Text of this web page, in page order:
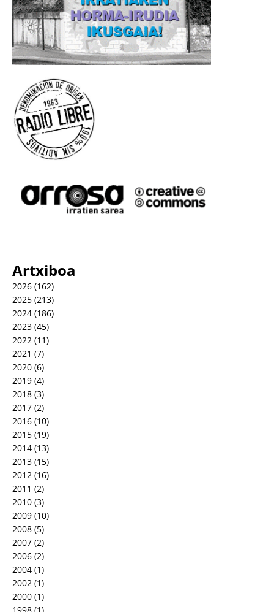
Artxiboa
2026 (162)
2025 (213)
2024 (186)
2023 (45)
2022 (11)
2021 (7)
2020 (6)
2019 (4)
2018 (3)
2017 (2)
2016 (10)
2015 (19)
2014 (13)
2013 (15)
2012 (16)
2011 (2)
2010 (3)
2009 (10)
2008 (5)
2007 (2)
2006 (2)
2004 (1)
2002 (1)
2000 (1)